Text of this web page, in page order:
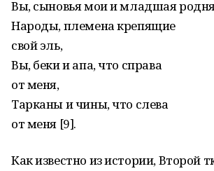
Вы, сыновья мои и младшая
Народы, племена крепящие
свой эль,
Вы, беки и апа, что справа
от меня,
Тарканы и чины, что слева
от меня [9].
Как известно из истории, Второй